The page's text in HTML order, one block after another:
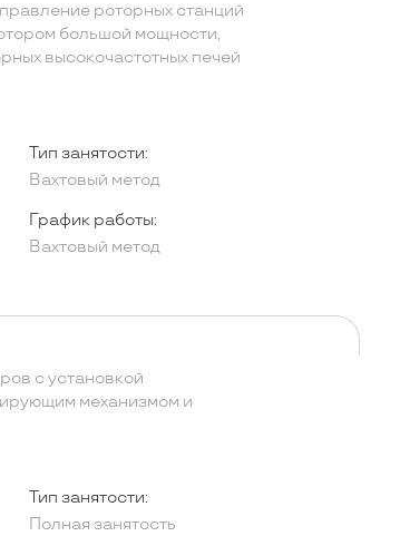
роторных станций
большой мощности,
высокочастотных печей
Тип занятости:
Вахтовый метод
График работы:
Вахтовый метод
с установкой
механизмом и
Тип занятости:
Полная занятость